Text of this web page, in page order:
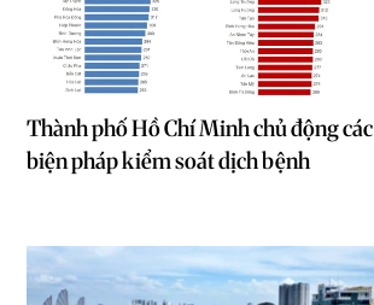
Thành phố Hồ Chí Minh chủ động các
biện pháp kiểm soát dịch bệnh